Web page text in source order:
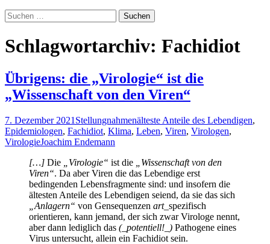
Suchen
nach:
Schlagwortarchiv: Fachidiot
Übrigens: die „Virologie“ ist die
„Wissenschaft von den Viren“
7. Dezember 2021 Stellungnahmenälteste Anteile des Lebendigen,
Epidemiologen, Fachidiot, Klima, Leben, Viren, Virologen,
VirologieJoachim Endemann
[…] Die „Virologie“ ist die
„Wissenschaft von den
Viren“. Da aber Viren die das Lebendige erst
bedingenden Lebensfragmente sind: und insofern die
ältesten Anteile des Lebendigen seiend, da sie das sich
„Anlagern“ von Gensequenzen art_spezifisch
orientieren, kann jemand, der sich zwar Virologe nennt,
aber dann lediglich das (_potentiell!_) Pathogene eines
Virus untersucht, allein ein Fachidiot sein.